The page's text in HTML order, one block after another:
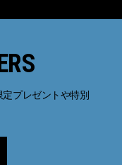
プレゼントや特別